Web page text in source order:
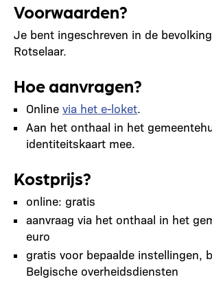
Voorwaarden?
Je bent ingeschreven in de
Rotselaar.
Hoe aanvragen?
Online via het e-loket.
Aan het onthaal in het
identiteitskaart mee.
Kostprijs?
online: gratis
aanvraag via het onthaal in het
euro
gratis voor bepaalde instellingen,
Belgische overheidsdiensten